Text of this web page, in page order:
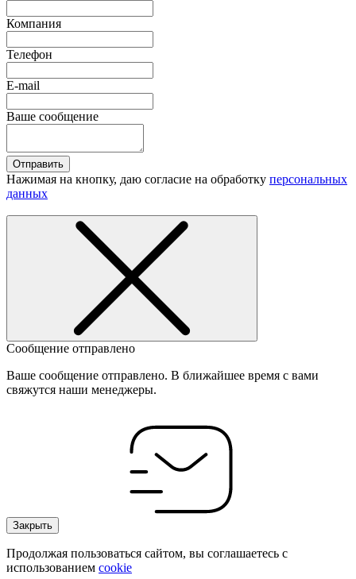
Компания
Телефон
E-mail
Ваше сообщение
Отправить
Нажимая на кнопку, даю согласие на обработку персональных
данных
Сообщение отправлено
Ваше сообщение отправлено. В ближайшее время с вами
свяжутся наши менеджеры.
Закрыть
Продолжая пользоваться сайтом, вы соглашаетесь с
использованием cookie